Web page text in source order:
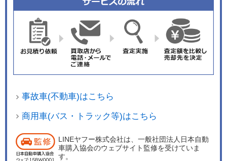
事故車(不動車)はこちら
商用車(バス・トラック等)はこちら
LINEヤフー株式会社は、一般社団法人日本自動
車購入協会のウェブサイト監修を受けていま
す。